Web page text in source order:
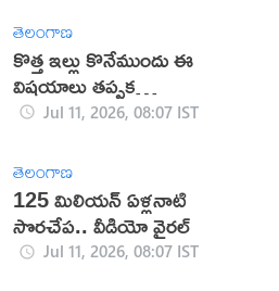
తెలంగాణ
కొత్త ఇల్లు కొనేముందు ఈ
విషయాలు తప్పక
పరిశీలించండి!
Jul 11, 2026, 08:07 IST
తెలంగాణ
125 మిలియన్ ఏళ్లనాటి
సొరచేప.. వీడియో వైరల్
Jul 11, 2026, 08:07 IST